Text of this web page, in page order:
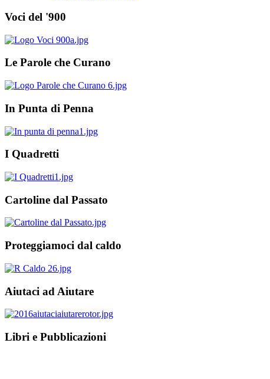
Voci del '900
Le Parole che Curano
In Punta di Penna
I Quadretti
Cartoline dal Passato
Proteggiamoci dal caldo
Aiutaci ad Aiutare
Libri e Pubblicazioni